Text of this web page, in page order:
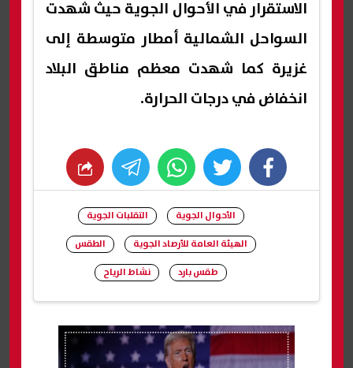
الاستقرار في الأحوال الجوية حيث شهدت
السواحل الشمالية أمطار متوسطة إلى
غزيرة كما شهدت معظم مناطق البلاد
انخفاض في درجات الحرارة.
facebook
twitter
whats
الأحوال الجوية
التقلبات الجوية
الهيئة العامة للأرصاد الجوية
الطقس
طقس بارد
نشاط الرياح